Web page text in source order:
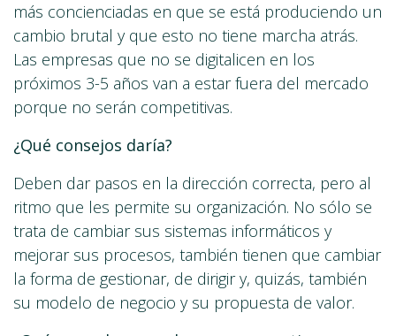
más concienciadas en que se está produciendo un
cambio brutal y que esto no tiene marcha atrás.
Las empresas que no se digitalicen en los
próximos 3-5 años van a estar fuera del mercado
porque no serán competitivas.
¿Qué consejos daría?
Deben dar pasos en la dirección correcta, pero al
ritmo que les permite su organización. No sólo se
trata de cambiar sus sistemas informáticos y
mejorar sus procesos, también tienen que cambiar
la forma de gestionar, de dirigir y, quizás, también
su modelo de negocio y su propuesta de valor.